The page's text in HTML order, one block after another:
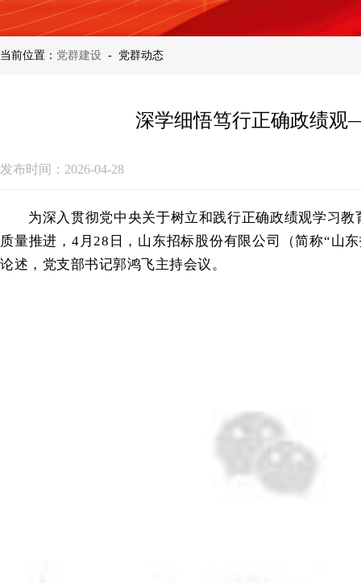
当前位置： 党群建设 - 党群动态
深学细悟笃行正确政绩
发布时间：2026-04-28
为深入贯彻党中央关于树立和践行正确政绩观学习
质量推进，4月28日，山东招标股份有限公司（简称“山
论述，党支部书记郭鸿飞主持会议。